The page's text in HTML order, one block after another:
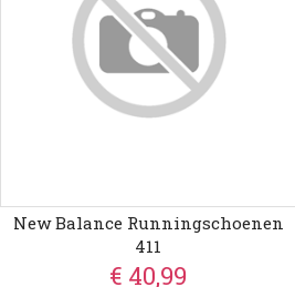
New Balance Runningschoenen
411
€ 40,99